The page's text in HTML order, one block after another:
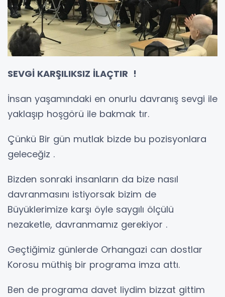
SEVGİ KARŞILIKSIZ İLAÇTIR !
İnsan yaşamındaki en onurlu davranış sevgi ile
yaklaşıp hoşgörü ile bakmak tır.
Çünkü Bir gün mutlak bizde bu pozisyonlara
geleceğiz .
Bizden sonraki insanların da bize nasıl
davranmasını istiyorsak bizim de
Büyüklerimize karşı öyle saygılı ölçülü
nezaketle, davranmamız gerekiyor .
Geçtiğimiz günlerde Orhangazi can dostlar
Korosu müthiş bir programa imza attı.
Ben de programa davet liydim bizzat gittim